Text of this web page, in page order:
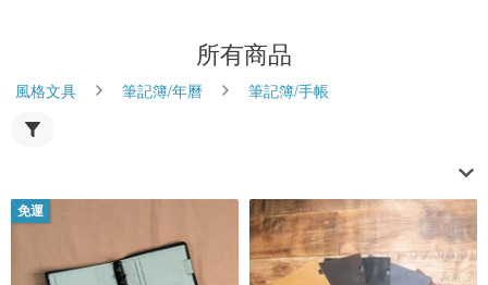
所有商品
風格文具 筆記簿/年曆 筆記簿/手帳
免運